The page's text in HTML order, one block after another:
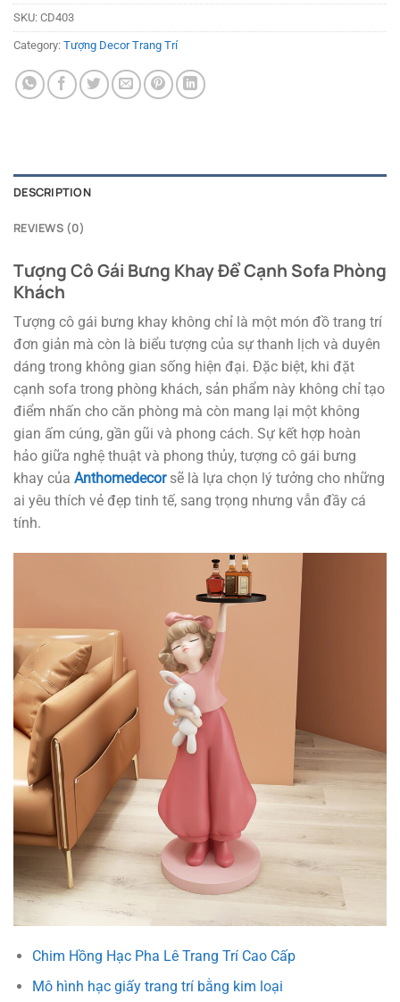
SKU: CD403
Category: Tượng Decor Trang Trí
DESCRIPTION
REVIEWS (0)
Tượng Cô Gái Bưng Khay Để Cạnh Sofa Phòng
Khách
Tượng cô gái bưng khay không chỉ là một món đồ trang trí
đơn giản mà còn là biểu tượng của sự thanh lịch và duyên
dáng trong không gian sống hiện đại. Đặc biệt, khi đặt
cạnh sofa trong phòng khách, sản phẩm này không chỉ tạo
điểm nhấn cho căn phòng mà còn mang lại một không
gian ấm cúng, gần gũi và phong cách. Sự kết hợp hoàn
hảo giữa nghệ thuật và phong thủy, tượng cô gái bưng
khay của Anthomedecorsẽ là lựa chọn lý tưởng cho những
ai yêu thích vẻ đẹp tinh tế, sang trọng nhưng vẫn đầy cá
tính.
Chim Hồng Hạc Pha Lê Trang Trí Cao Cấp
Mô hình hạc giấy trang trí bằng kim loại